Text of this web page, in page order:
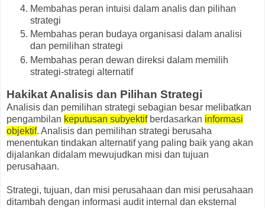
Membahas peran intuisi dalam analis dan pilihan
strategi
Membahas peran budaya organisasi dalam analisi
dan pemilihan strategi
Membahas peran dewan direksi dalam memilih
strategi-strategi alternatif
Hakikat Analisis dan Pilihan Strategi
Analisis dan pemilihan strategi sebagian besar melibatkan
pengambilan keputusan subyektifberdasarkan informasi
objektif. Analisis dan pemilihan strategi berusaha
menentukan tindakan alternatif yang paling baik yang akan
dijalankan didalam mewujudkan misi dan tujuan
perusahaan.
Strategi, tujuan, dan misi perusahaan dan misi perusahaan
ditambah dengan informasi audit internal dan eksternal